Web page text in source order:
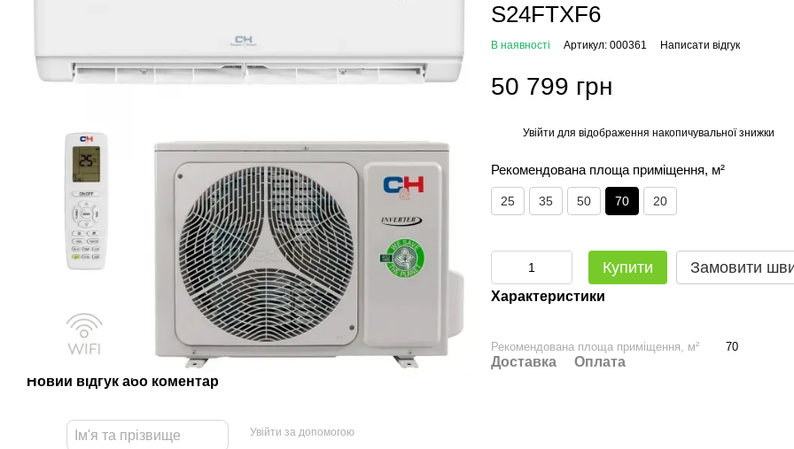
Новий відгук або коментар
Увійти за допомогою
S24FTXF6
В наявності Артикул: 000361 Написати відгук
50 799 грн
Увійти для відображення накопичувальної знижки
Рекомендована площа приміщення, м²
25 35 50 70 20
Купити Замовити
Характеристики
Рекомендована площа приміщення, м² 70
Доставка Оплата